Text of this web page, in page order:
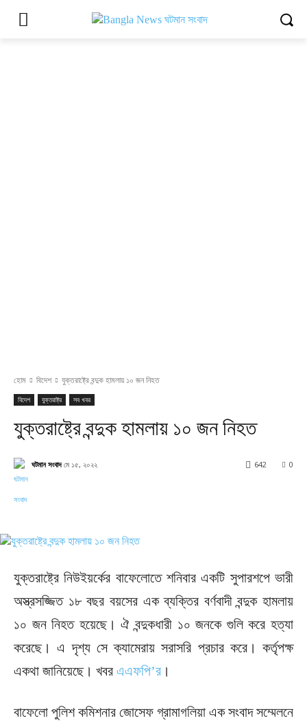
হোম বিদেশ যুক্তরাষ্ট্রে বন্দুক হামলায় ১০ জন নিহত
বিদেশ যুক্তরাষ্ট্র সব খবর
যুক্তরাষ্ট্রে বন্দুক হামলায় ১০ জন নিহত
ঘটমান সংবাদ মে ১৫, ২০২২ 0
642
যুক্তরাষ্ট্রে নিউইয়র্কের বাফেলোতে শনিবার একটি সুপারশপে ভারী
অস্ত্রসজ্জিত ১৮ বছর বয়সের এক ব্যক্তির বর্ণবাদী বন্দুক হামলায়
১০ জন নিহত হয়েছে। ঐ বন্দুকধারী ১০ জনকে গুলি করে হত্যা
করেছে। এ দৃশ্য সে ক্যামেরায় সরাসরি প্রচার করে। কর্তৃপক্ষ
একথা জানিয়েছে। খবর এএফপি’র ।
বাফেলো পুলিশ কমিশনার জোসেফ গ্রামাগলিয়া এক সংবাদ সম্মেলনে